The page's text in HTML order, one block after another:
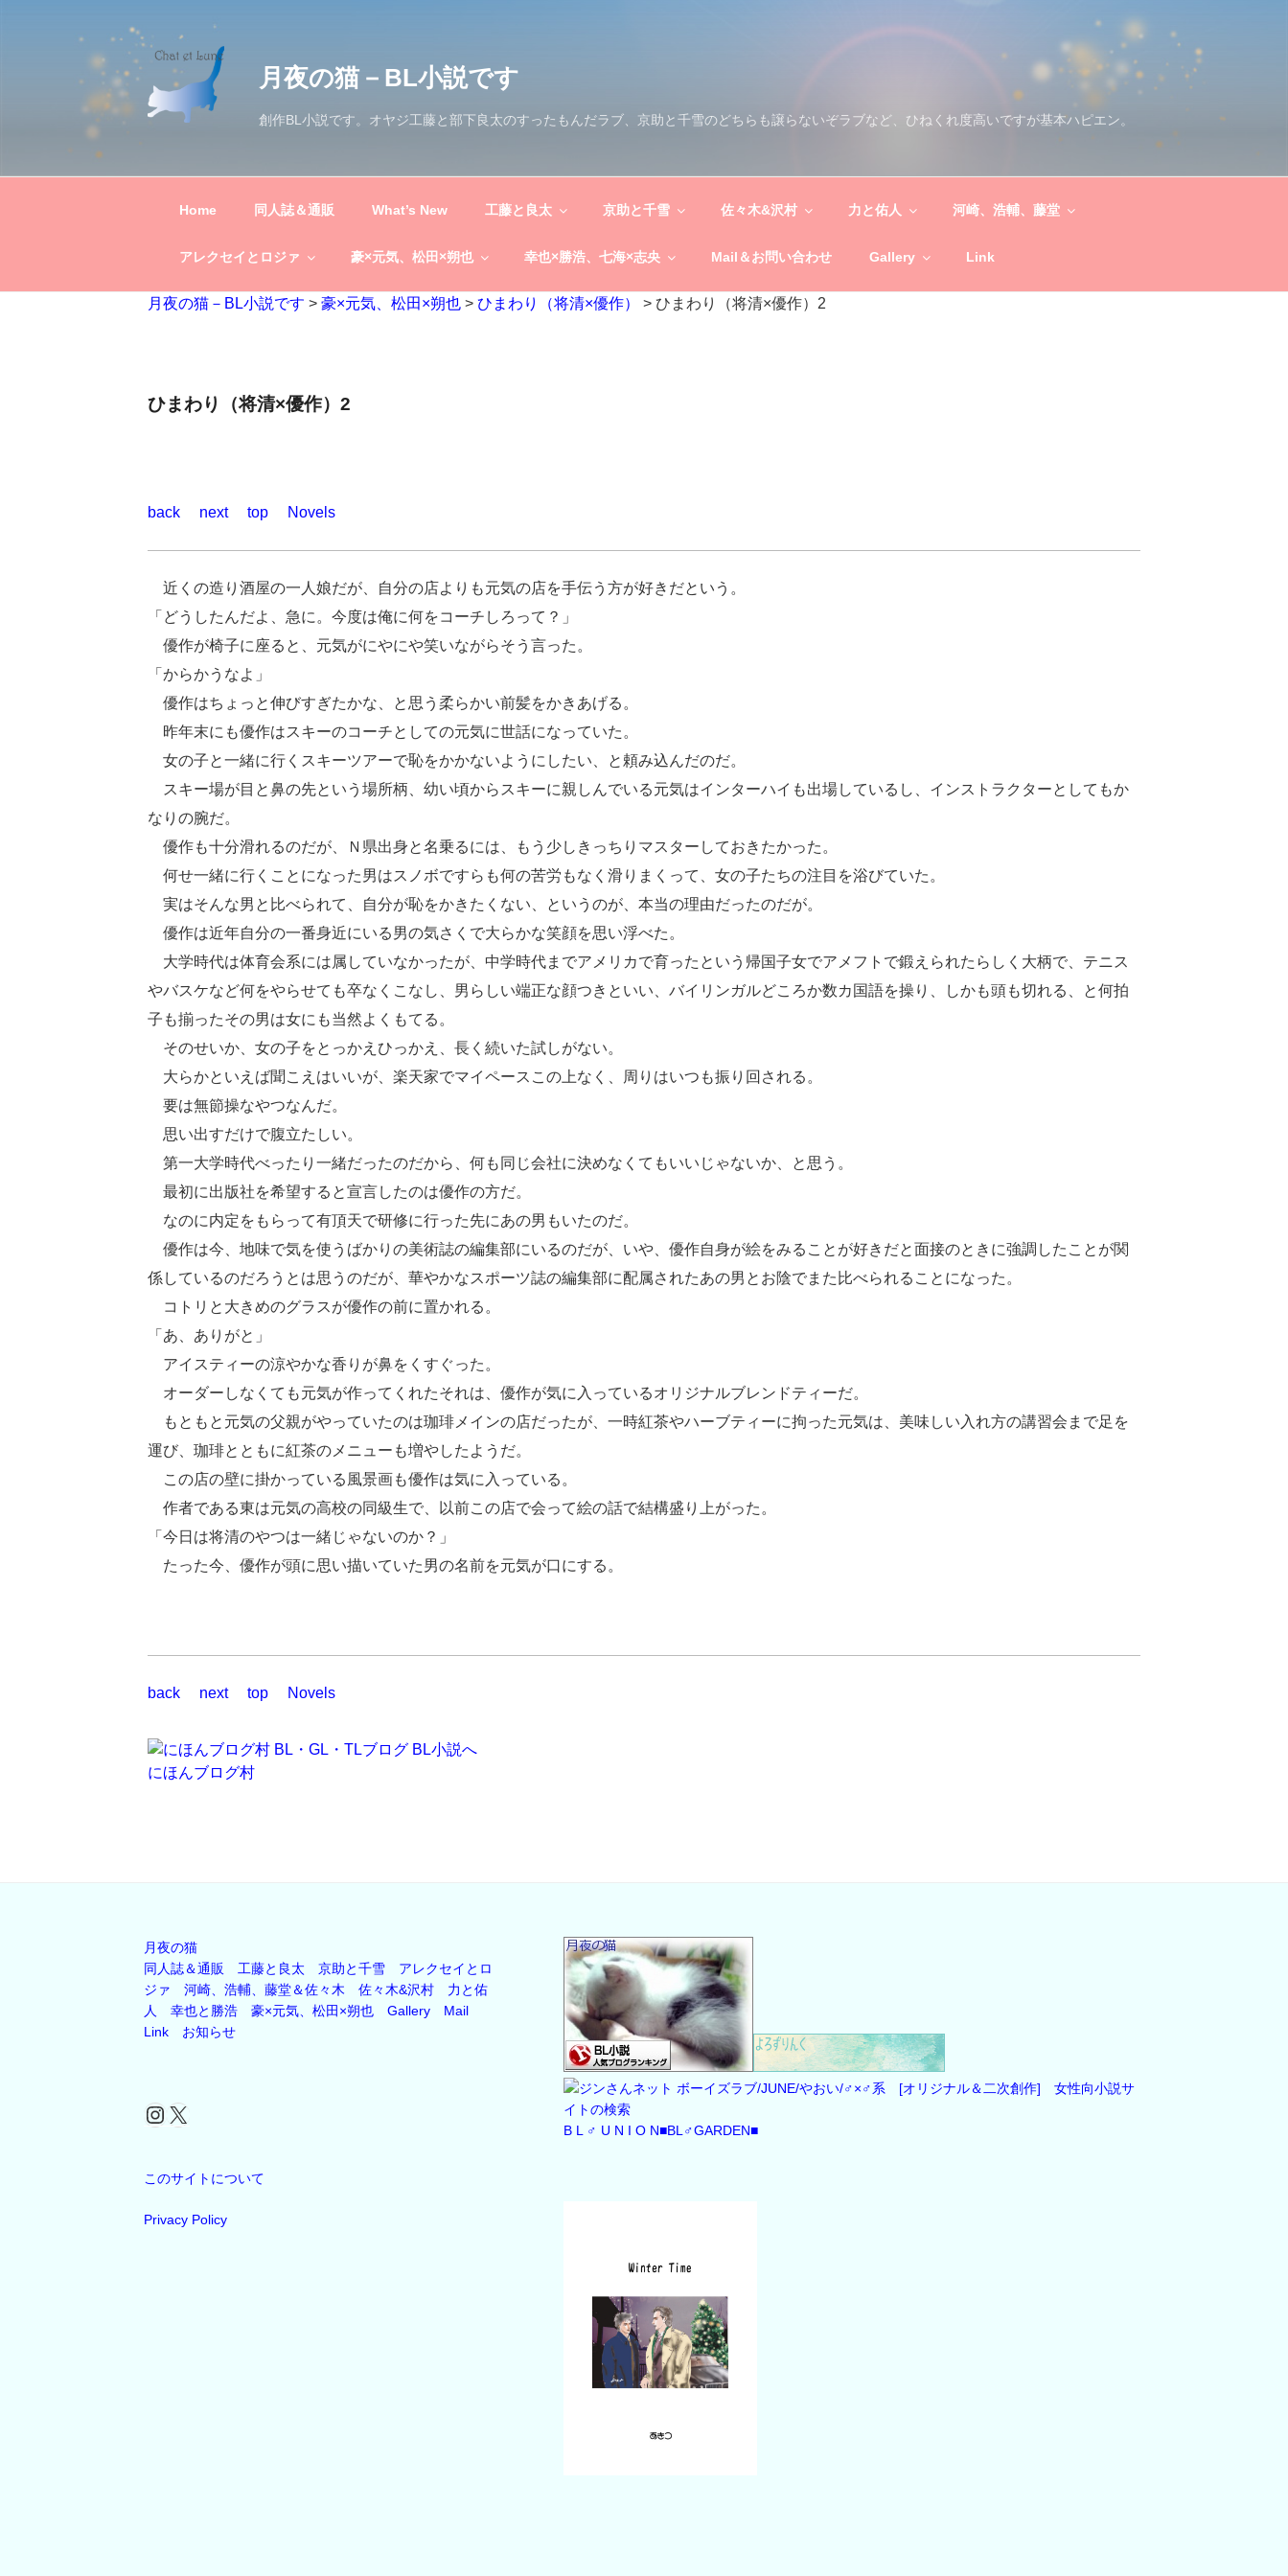
月夜の猫－BL小説です
創作BL小説です。オヤジ工藤と部下良太のすったもんだラブ、京助と千雪のどちらも譲らないぞラブなど、ひねくれ度高いですが基本ハピエン。
Home 同人誌＆通販 What’s New 工藤と良太 京助と千雪 佐々木&沢村 力と佑人 河崎、浩輔、藤堂
アレクセイとロジァ 豪×元気、松田×朔也 幸也×勝浩、七海×志央 Mail＆お問い合わせ Gallery Link
月夜の猫－BL小説です > 豪×元気、松田×朔也 > ひまわり（将清×優作） > ひまわり（将清×優作）2
ひまわり（将清×優作）2
back next top Novels
近くの造り酒屋の一人娘だが、自分の店よりも元気の店を手伝う方が好きだという。
「どうしたんだよ、急に。今度は俺に何をコーチしろって？」
優作が椅子に座ると、元気がにやにや笑いながらそう言った。
「からかうなよ」
優作はちょっと伸びすぎたかな、と思う柔らかい前髪をかきあげる。
昨年末にも優作はスキーのコーチとしての元気に世話になっていた。
女の子と一緒に行くスキーツアーで恥をかかないようにしたい、と頼み込んだのだ。
スキー場が目と鼻の先という場所柄、幼い頃からスキーに親しんでいる元気はインターハイも出場しているし、インストラクターとしてもか
なりの腕だ。
優作も十分滑れるのだが、Ｎ県出身と名乗るには、もう少しきっちりマスターしておきたかった。
何せ一緒に行くことになった男はスノボですらも何の苦労もなく滑りまくって、女の子たちの注目を浴びていた。
実はそんな男と比べられて、自分が恥をかきたくない、というのが、本当の理由だったのだが。
優作は近年自分の一番身近にいる男の気さくで大らかな笑顔を思い浮べた。
大学時代は体育会系には属していなかったが、中学時代までアメリカで育ったという帰国子女でアメフトで鍛えられたらしく大柄で、テニス
やバスケなど何をやらせても卒なくこなし、男らしい端正な顔つきといい、バイリンガルどころか数カ国語を操り、しかも頭も切れる、と何拍
子も揃ったその男は女にも当然よくもてる。
そのせいか、女の子をとっかえひっかえ、長く続いた試しがない。
大らかといえば聞こえはいいが、楽天家でマイペースこの上なく、周りはいつも振り回される。
要は無節操なやつなんだ。
思い出すだけで腹立たしい。
第一大学時代べったり一緒だったのだから、何も同じ会社に決めなくてもいいじゃないか、と思う。
最初に出版社を希望すると宣言したのは優作の方だ。
なのに内定をもらって有頂天で研修に行った先にあの男もいたのだ。
優作は今、地味で気を使うばかりの美術誌の編集部にいるのだが、いや、優作自身が絵をみることが好きだと面接のときに強調したことが関
係しているのだろうとは思うのだが、華やかなスポーツ誌の編集部に配属されたあの男とお陰でまた比べられることになった。
コトリと大きめのグラスが優作の前に置かれる。
「あ、ありがと」
アイスティーの涼やかな香りが鼻をくすぐった。
オーダーしなくても元気が作ってくれたそれは、優作が気に入っているオリジナルブレンドティーだ。
もともと元気の父親がやっていたのは珈琲メインの店だったが、一時紅茶やハーブティーに拘った元気は、美味しい入れ方の講習会まで足を
運び、珈琲とともに紅茶のメニューも増やしたようだ。
この店の壁に掛かっている風景画も優作は気に入っている。
作者である東は元気の高校の同級生で、以前この店で会って絵の話で結構盛り上がった。
「今日は将清のやつは一緒じゃないのか？」
たった今、優作が頭に思い描いていた男の名前を元気が口にする。
back next top Novels
にほんブログ村
月夜の猫
同人誌＆通販
工藤と良太 京助と千雪
アレクセイとロ
ジァ
河崎、浩輔、藤堂＆佐々木 佐々木&沢村
力と佑
人
幸也と勝浩 豪×元気、松田×朔也 Gallery
Mail
Link
お知らせ
Instagram
X
このサイトについて
Privacy Policy
B L ♂ U N I O N■BL♂GARDEN■